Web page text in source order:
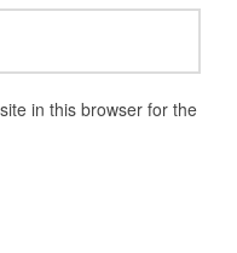
in this browser for the